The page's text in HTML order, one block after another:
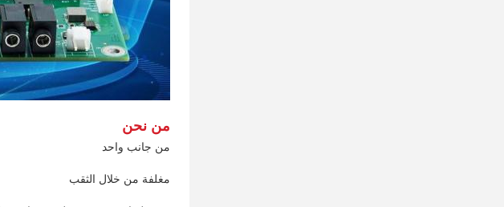
من نحن
من جانب واحد
مغلفة من خلال الثقب